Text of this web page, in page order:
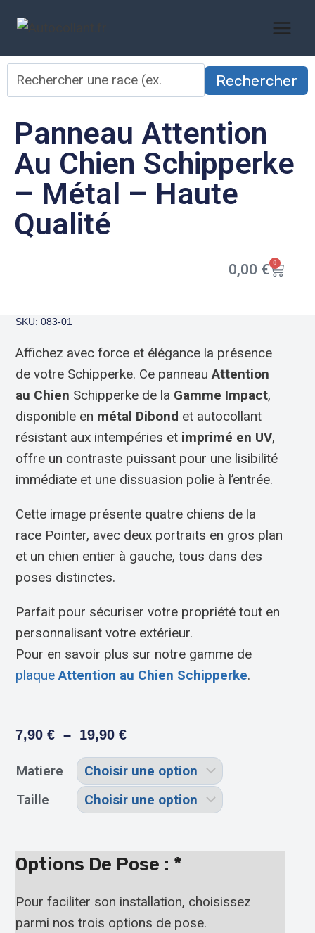
Rechercher
Panneau Attention
Au Chien Schipperke
– Métal – Haute
Qualité
0,00 € 0
SKU: 083-01
Affichez avec force et élégance la présence
de votre Schipperke. Ce panneauAttention
au Chien Schipperke de la Gamme Impact,
disponible en métal Dibond et autocollant
résistant aux intempéries et imprimé en UV,
offre un contraste puissant pour une lisibilité
immédiate et une dissuasion polie à l’entrée.
Cette image présente quatre chiens de la
race Pointer, avec deux portraits en gros plan
et un chien entier à gauche, tous dans des
poses distinctes.
Parfait pour sécuriser votre propriété tout en
personnalisant votre extérieur.
Pour en savoir plus sur notre gamme de
plaqueAttention au Chien Schipperke.
7,90€ – 19,90€
Matiere
Taille
Options De Pose : *
Pour faciliter son installation, choisissez
parmi nos trois options de pose.